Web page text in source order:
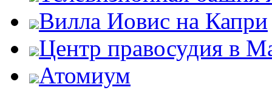
Вилла Иовис на Капри
Центр правосудия в
Атомиум